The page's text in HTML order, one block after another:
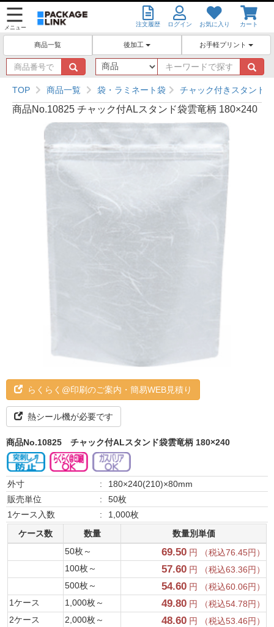
メニュー 注文履歴 ログイン お気に入り カート
商品一覧 後加工 お手軽プリント
商
品
番
号
で
キ
ー
ワ
ー
ド
で
TOP 商品一覧 袋・ラミネート袋 チャック付きスタンド
商品No.10825 チャック付ALスタンド袋雲竜柄 180×240
らくらく@印刷のご案内・簡易WEB見積り
熱シール機が必要です
商品No.10825 チャック付ALスタンド袋雲竜柄 180×240
外寸 :
180×240(210)×80mm
販売単位
:
50枚
1ケース入数
:
1,000枚
ケース数
数量
数量別単価
50枚～
69.50 円 （税込76.45円）
100枚～
57.60 円 （税込63.36円）
500枚～
54.60 円 （税込60.06円）
1ケース
1,000枚～ 49.80 円 （税込54.78円）
2ケース
2,000枚～ 48.60 円 （税込53.46円）